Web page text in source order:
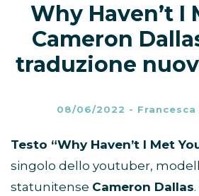
Why Haven’t I
Cameron
traduzione
08/06/2022 -
Testo “Why Haven’t I Met
singolo dello youtuber,
statunitense Cameron Dallas